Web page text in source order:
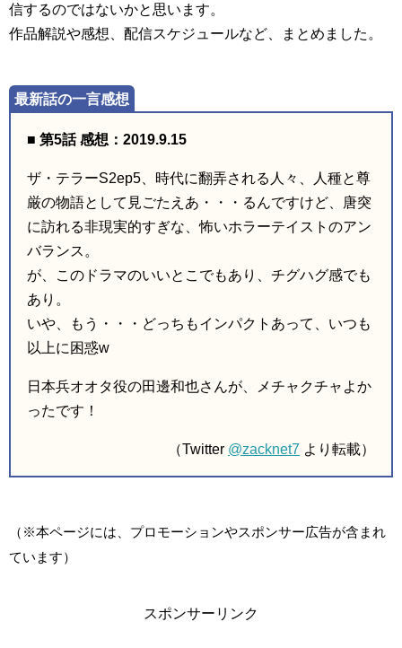
信するのではないかと思います。
作品解説や感想、配信スケジュールなど、まとめました。
■ 第5話 感想：2019.9.15
ザ・テラーS2ep5、時代に翻弄される人々、人種と尊
厳の物語として見ごたえあ・・・るんですけど、唐突
に訪れる非現実的すぎな、怖いホラーテイストのアン
バランス。
が、このドラマのいいとこでもあり、チグハグ感でも
あり。
いや、もう・・・どっちもインパクトあって、いつも
以上に困惑w
日本兵オオタ役の田邊和也さんが、メチャクチャよか
ったです！
（Twitter @zacknet7 より転載）
（※本ページには、プロモーションやスポンサー広告が含まれ
ています）
スポンサーリンク